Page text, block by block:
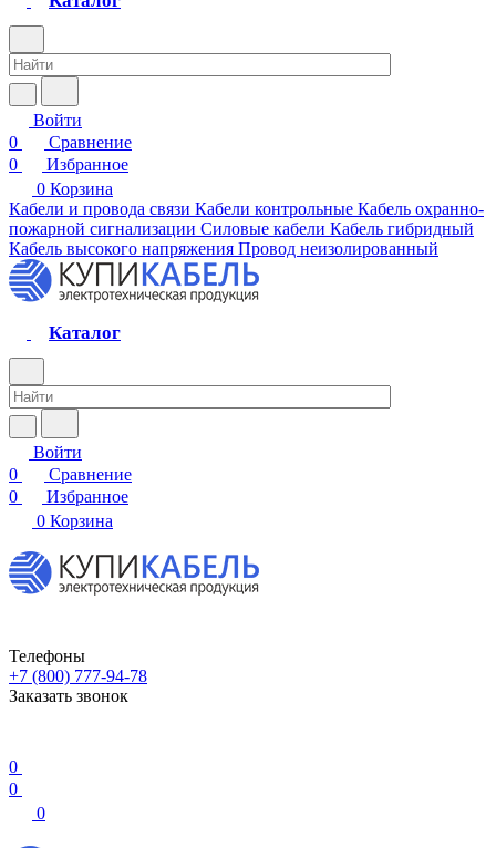
Войти
0
Сравнение
0
Избранное
0 Корзина
Кабели и провода связи Кабели контрольные Кабель охранно-
пожарной сигнализации Силовые кабели Кабель гибридный
Кабель высокого напряжения Провод неизолированный
Каталог
Войти
0
Сравнение
0
Избранное
0 Корзина
Телефоны
+7 (800) 777-94-78
Заказать звонок
0
0
0